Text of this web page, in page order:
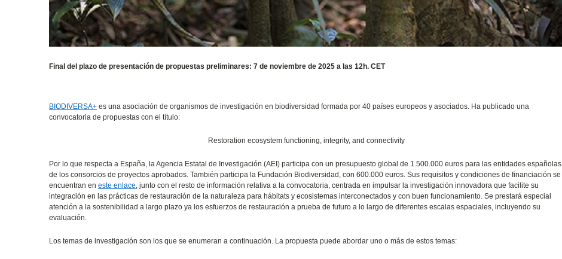
Final del plazo de presentación de propuestas preliminares: 7 de noviembre de 2025 a las 12h. CET
BIODIVERSA+ es una asociación de organismos de investigación en biodiversidad formada por 40 países europeos y asociados. Ha publicado una
convocatoria de propuestas con el título:
Restoration ecosystem functioning, integrity, and connectivity
Por lo que respecta a España, la Agencia Estatal de Investigación (AEI) participa con un presupuesto global de 1.500.000 euros para las entidades españolas
de los consorcios de proyectos aprobados. También participa la Fundación Biodiversidad, con 600.000 euros. Sus requisitos y condiciones de financiación se
encuentran eneste enlace, junto con el resto de información relativa a la convocatoria, centrada en impulsar la investigación innovadora que facilite su
integración en las prácticas de restauración de la naturaleza para hábitats y ecosistemas interconectados y con buen funcionamiento. Se prestará especial
atención a la sostenibilidad a largo plazo ya los esfuerzos de restauración a prueba de futuro a lo largo de diferentes escalas espaciales, incluyendo su
evaluación.
Los temas de investigación son los que se enumeran a continuación. La propuesta puede abordar uno o más de estos temas: